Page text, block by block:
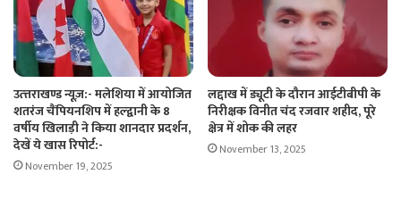
उत्त्तराखण्ड न्यूज़:- मलेशिया में आयोजित
शतरंज चैंपियनशिप में हल्द्वानी के 8
वर्षीय खिलाड़ी ने किया शानदार प्रदर्शन,
देखें ये खास रिपोर्ट:-
November 19, 2025
लद्दाख में ड्यूटी के दौरान आईटीबीपी के
निरीक्षक विनीत चंद रजवार शहीद, पूरे
क्षेत्र में शोक की लहर
November 13, 2025